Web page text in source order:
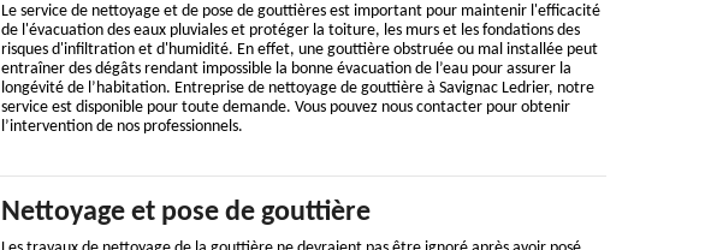
Le service de nettoyage et de pose de gouttières est important pour maintenir l'efficacité
de l'évacuation des eaux pluviales et protéger la toiture, les murs et les fondations des
risques d'infiltration et d'humidité. En effet, une gouttière obstruée ou mal installée peut
entraîner des dégâts rendant impossible la bonne évacuation de l’eau pour assurer la
longévité de l’habitation. Entreprise de nettoyage de gouttière à Savignac Ledrier, notre
service est disponible pour toute demande. Vous pouvez nous contacter pour obtenir
l’intervention de nos professionnels.
Nettoyage et pose de gouttière